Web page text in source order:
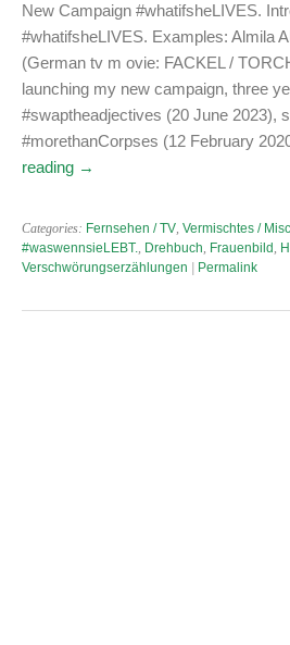
New Campaign #whatifsheLIVES.
#whatifsheLIVES. Examples: Almila
(German tv m ovie: FACKEL /
launching my new campaign, three
#swaptheadjectives (20 June 2023),
#morethanCorpses (12 February
reading →
Categories: Fernsehen / TV, Vermischtes /
#waswennsieLEBT., Drehbuch, Frauenbild ,
Verschwörungserzählungen
Permalink